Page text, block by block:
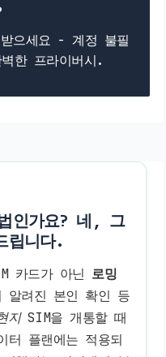
으세요 - 계정 불필
한 프라이버시.
인가요? 네, 그
립니다.
카드가 아닌 로밍
알려진 본인 확인 등
지SIM을 개통할 때
터 플랜에는 적용되